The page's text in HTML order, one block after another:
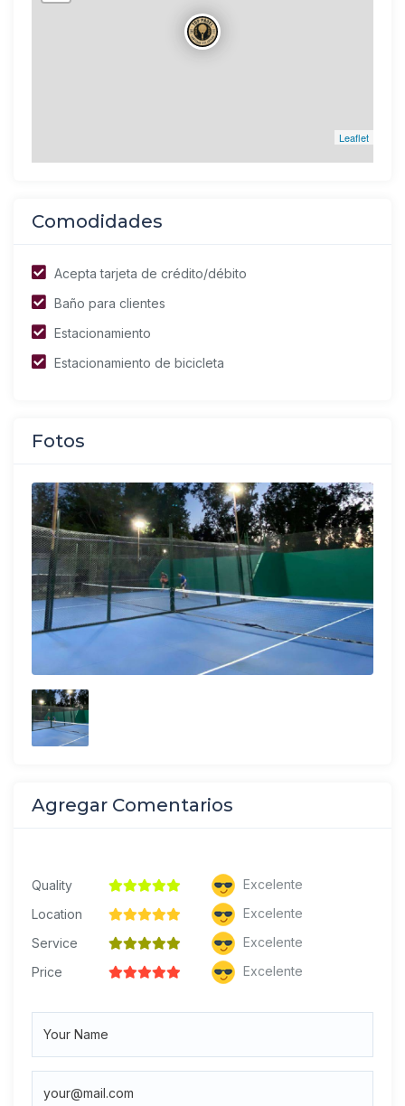
Leaflet
Comodidades
Acepta tarjeta de crédito/débito
Baño para clientes
Estacionamiento
Estacionamiento de bicicleta
Fotos
Agregar Comentarios
Quality
Excelente
Location
Excelente
Service
Excelente
Price
Excelente